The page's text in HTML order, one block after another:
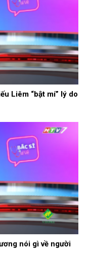
Liêm “bật mí” lý do
nói gì về người